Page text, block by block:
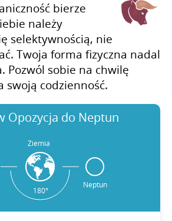
bierze
należy
selektywnością, nie
Twoja forma fizyczna nadal
Pozwól sobie na chwilę
swoją codzienność.
Opozycja do Neptun
Ziemia
Neptun
180°